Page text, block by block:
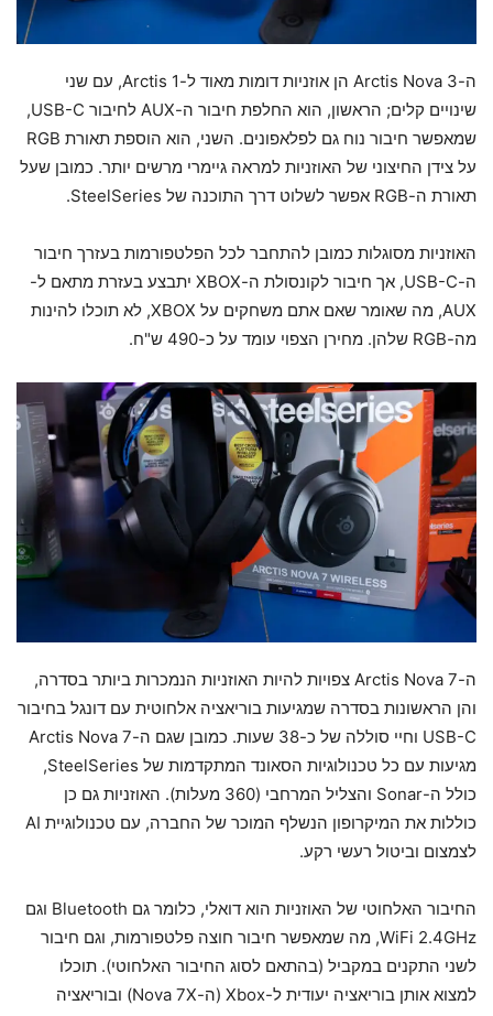
ה-Arctis Nova 3 הן אוזניות דומות מאוד ל-Arctis 1, עם שני
שינויים קלים; הראשון, הוא החלפת חיבור ה-AUX לחיבור USB-C,
שמאפשר חיבור נוח גם לפלאפונים. השני, הוא הוספת תאורת RGB
על צידן החיצוני של האוזניות למראה גיימרי מרשים יותר. כמובן שעל
תאורת ה-RGB אפשר לשלוט דרך התוכנה של SteelSeries.
האוזניות מסוגלות כמובן להתחבר לכל הפלטפורמות בעזרך חיבור
ה-USB-C, אך חיבור לקונסולת ה-XBOX יתבצע בעזרת מתאם ל-
AUX, מה שאומר שאם אתם משחקים על XBOX, לא תוכלו להינות
מה-RGB שלהן. מחירן הצפוי עומד על כ-490 ש"ח.
ה-Arctis Nova 7 צפויות להיות האוזניות הנמכרות ביותר בסדרה,
והן הראשונות בסדרה שמגיעות בוריאציה אלחוטית עם דונגל בחיבור
USB-C וחיי סוללה של כ-38 שעות. כמובן שגם ה-Arctis Nova 7
מגיעות עם כל טכנולוגיות הסאונד המתקדמות של SteelSeries,
כולל ה-Sonar והצליל המרחבי (360 מעלות). האוזניות גם כן
כוללות את המיקרופון הנשלף המוכר של החברה, עם טכנולוגיית AI
לצמצום וביטול רעשי רקע.
החיבור האלחוטי של האוזניות הוא דואלי, כלומר גם Bluetooth וגם
WiFi 2.4GHz, מה שמאפשר חיבור חוצה פלטפורמות, וגם חיבור
לשני התקנים במקביל (בהתאם לסוג החיבור האלחוטי). תוכלו
למצוא אותן בוריאציה יעודית ל-Xbox (ה-Nova 7X) ובוריאציה